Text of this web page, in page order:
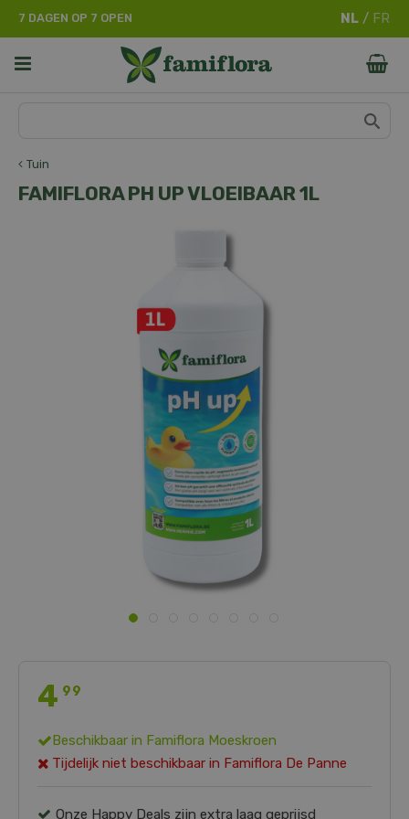
Tuin
7 DAGEN OP 7 OPEN
FAMIFLORA PH UP VLOEIBAAR 1L
4 99
Beschikbaar in Famiflora Moeskroen
Tijdelijk niet beschikbaar in Famiflora De Panne
Onze Happy Deals zijn extra laag geprijsd